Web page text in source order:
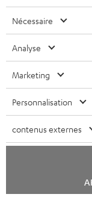
Pièces de
Écouteur droit
Nécessaire
Analyse
Marketing
Personnalisation
contenus externes